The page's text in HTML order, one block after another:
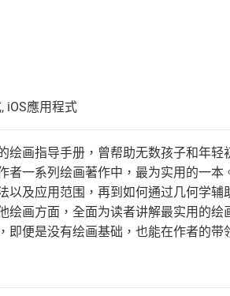
iOS應用程式
绘画指导手册，曾帮助无数孩子和年
者一系列绘画著作中，最为实用的一
以及应用范围，再到如何通过几何学
绘画方面，全面为读者讲解最实用的
即便是没有绘画基础，也能在作者的